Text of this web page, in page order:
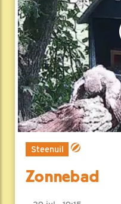
Steenuil
Zonnebad